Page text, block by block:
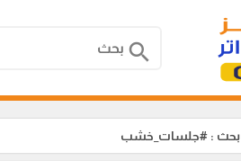
search
بحث : #جلسات_خشب